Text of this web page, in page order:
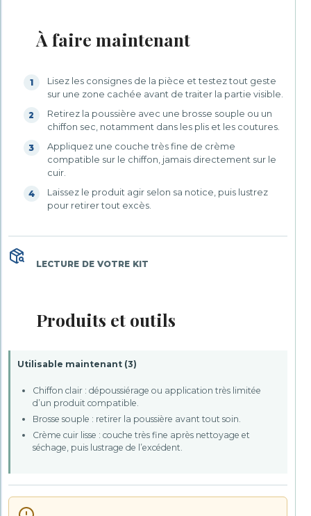
À faire maintenant
1
Lisez les consignes de la pièce et testez tout geste
sur une zone cachée avant de traiter la partie visible.
2
Retirez la poussière avec une brosse souple ou un
chiffon sec, notamment dans les plis et les coutures.
3
Appliquez une couche très fine de crème
compatible sur le chiffon, jamais directement sur le
cuir.
4
Laissez le produit agir selon sa notice, puis lustrez
pour retirer tout excès.
LECTURE DE VOTRE KIT
Produits et outils
Utilisable maintenant (3)
Chiffon clair : dépoussiérage ou application très limitée
d’un produit compatible.
Brosse souple : retirer la poussière avant tout soin.
Crème cuir lisse : couche très fine après nettoyage et
séchage, puis lustrage de l’excédent.